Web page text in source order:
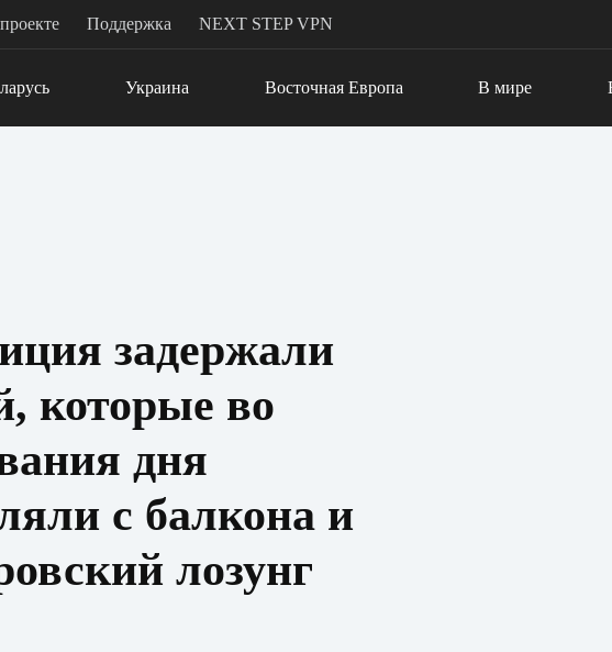
Поддержка NEXT STEP VPN
Украина Восточная Европа В мире
задержали
которые во
дня
с балкона и
лозунг